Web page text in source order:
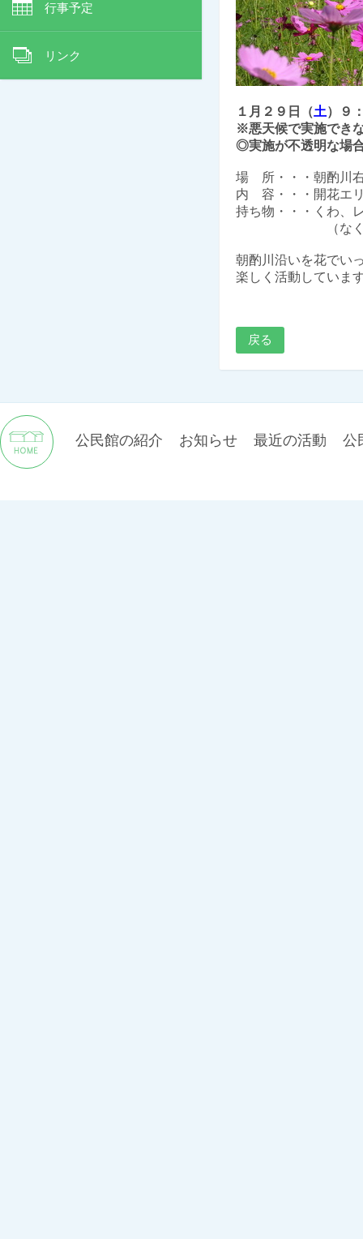
行事予定
リンク
１月２９日（土）９
※悪天候で実施でき
◎実施が不透明な場
場 所・・・朝酌川
内 容・・・開花エ
持ち物・・・くわ、
（なくても実行
朝酌川沿いを花でい
楽しく活動していま
戻る
公民館の紹介 お知らせ 最近の活動 公